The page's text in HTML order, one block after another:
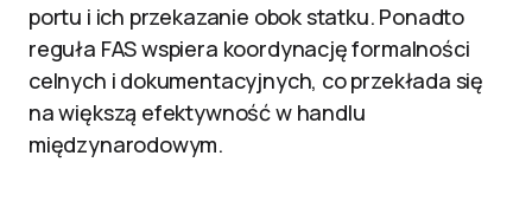
portu i ich przekazanie obok statku. Ponadto
reguła FAS wspiera koordynację formalności
celnych i dokumentacyjnych, co przekłada się
na większą efektywność w handlu
międzynarodowym.